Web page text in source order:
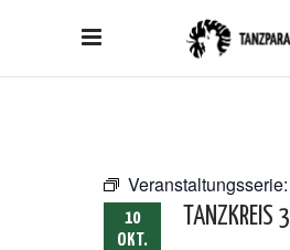
Veranstaltungsserie:
10
OKT.
TANZKREIS 3